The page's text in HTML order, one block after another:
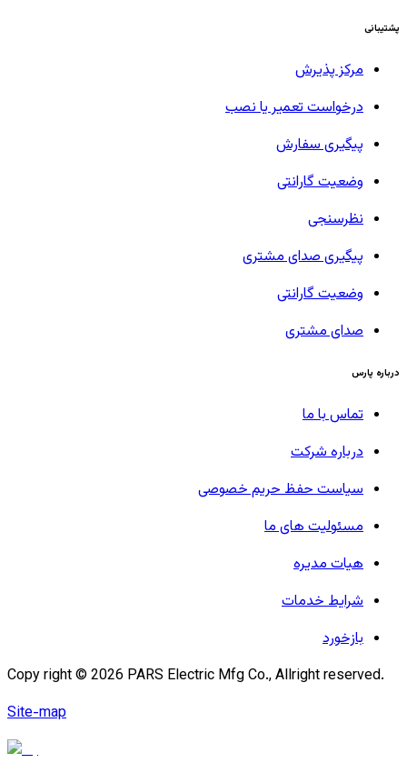
پشتیبانی
مرکز پذیرش
درخواست تعمیر یا نصب
پیگیری سفارش
وضعیت گارانتی
نظرسنجی
پیگیری صدای مشتری
وضعیت گارانتی
صدای مشتری
درباره پارس
تماس با ما
درباره شرکت
سیاست حفظ حریم خصوصی
مسئولیت های ما
هیات مدیره
شرایط خدمات
بازخورد
Copy right © 2026 PARS Electric Mfg Co., Allright reserved.
Site-map